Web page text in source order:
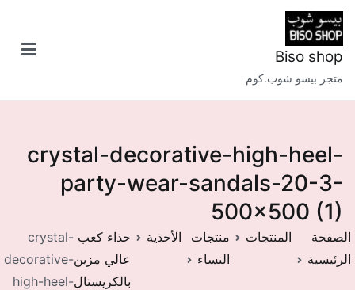
تخطى
إلى
المحتوى
Biso shop
متجر بيسو شوب.كوم
crystal-decorative-high-heel-
party-wear-sandals-20-3-
500×500 (1)
الصفحة
الرئيسية
المنتجات
منتجات
النساء
الأحذية
حذاء كعب
عالي مزين
بالكريستال
crystal-
decorative-
high-heel-